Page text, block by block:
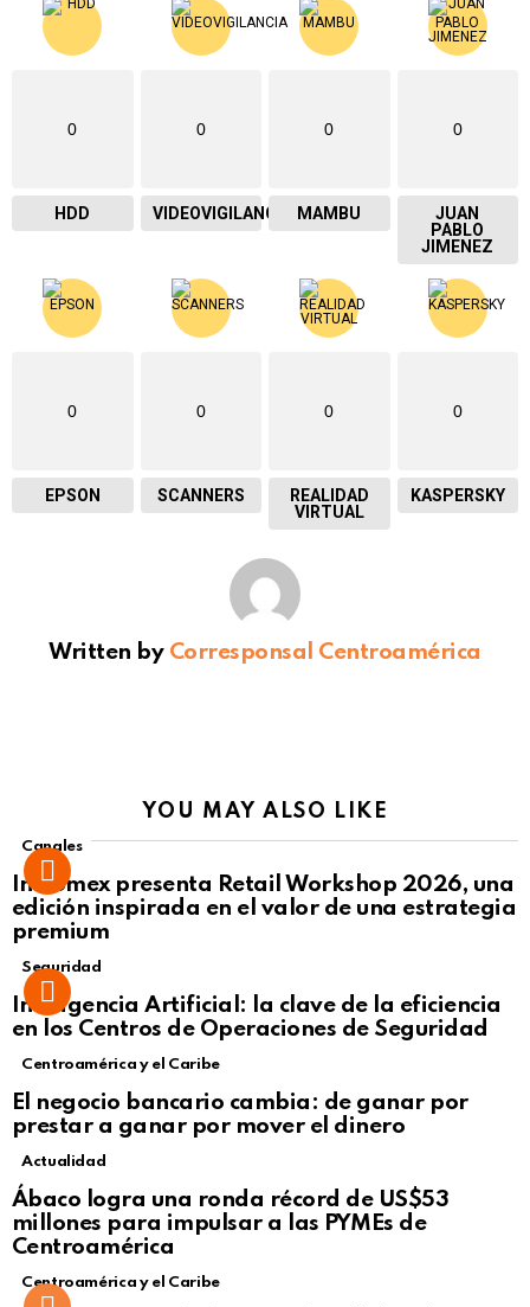
0
HDD
0
VIDEOVIGILANCIA
0
MAMBU
0
JUAN
PABLO
JIMENEZ
0
EPSON
0
SCANNERS
0
REALIDAD
VIRTUAL
0
KASPERSKY
Written by Corresponsal Centroamérica
YOU MAY ALSO LIKE
Canales
Intcomex presenta Retail Workshop 2026, una
edición inspirada en el valor de una estrategia
premium
Seguridad
Inteligencia Artificial: la clave de la eficiencia
en los Centros de Operaciones de Seguridad
Centroamérica y el Caribe
El negocio bancario cambia: de ganar por
prestar a ganar por mover el dinero
Not Safe For Work
Click to view this post
Actualidad
Ábaco logra una ronda récord de US$53
millones para impulsar a las PYMEs de
Centroamérica
Centroamérica y el Caribe